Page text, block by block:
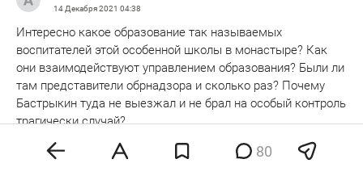
14 Декабря 2021 04:38
Интересно какое образование так называемых
воспитателей этой особенной школы в монастыре? Как
они взаимодействуют управлением образования? Были ли
там представители обрнадзора и сколько раз? Почему
Бастрыкин туда не выезжал и не брал на особый контроль
трагически случай?
эмодзи 80